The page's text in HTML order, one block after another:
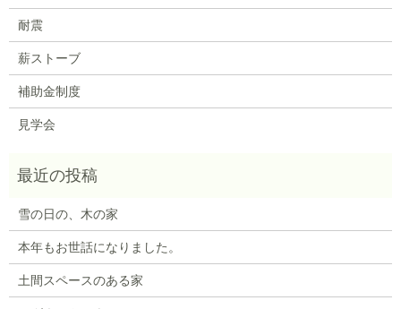
耐震
薪ストーブ
補助金制度
見学会
雪の日の、木の家
本年もお世話になりました。
土間スペースのある家